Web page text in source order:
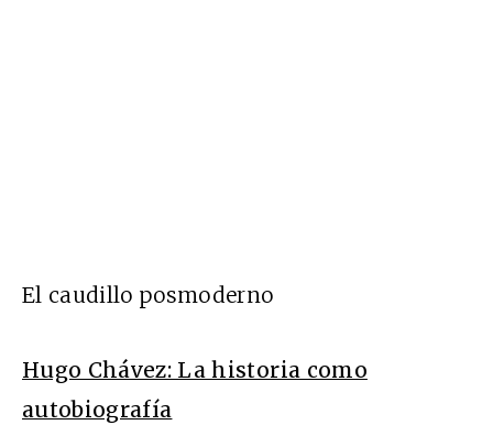
El caudillo posmoderno
Hugo Chávez: La historia como
autobiografía